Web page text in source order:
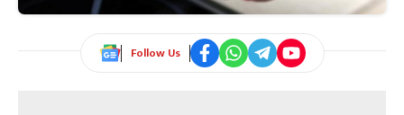
Follow Us